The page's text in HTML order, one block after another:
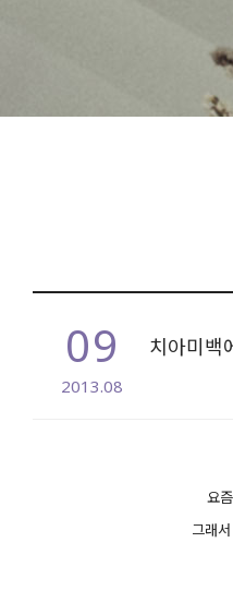
09
2013.08
치아미백
요
그래